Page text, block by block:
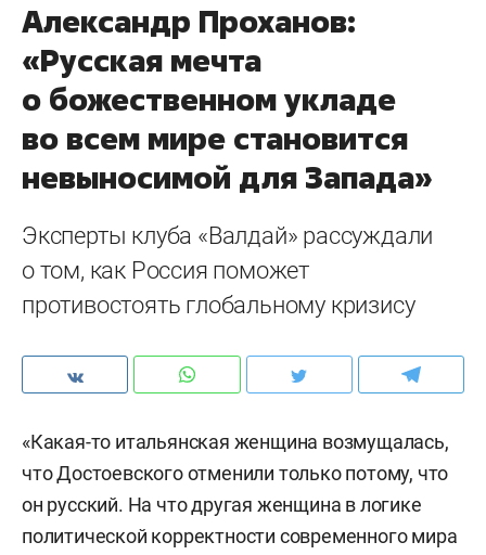
Александр Проханов:
«Русская мечта
о божественном укладе
во всем мире становится
невыносимой для Запада»
Эксперты клуба «Валдай» рассуждали
о том, как Россия поможет
противостоять глобальному кризису
«Какая-то итальянская женщина возмущалась,
что Достоевского отменили только потому, что
он русский. На что другая женщина в логике
политической корректности современного мира